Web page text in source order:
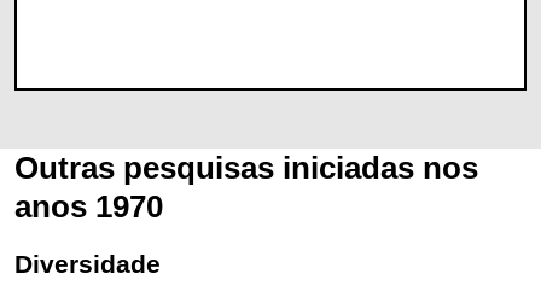
Outras pesquisas iniciadas nos
anos 1970
Diversidade